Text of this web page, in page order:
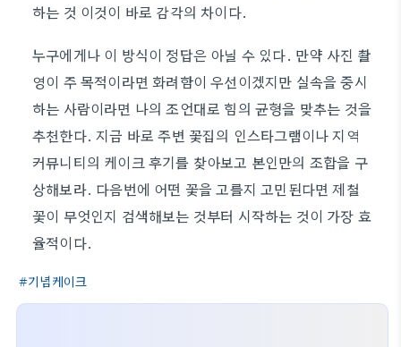
하는 것 이것이 바로 감각의 차이다.
누구에게나 이 방식이 정답은 아닐 수 있다. 만약 사진 촬
영이 주 목적이라면 화려함이 우선이겠지만 실속을 중시
하는 사람이라면 나의 조언대로 힘의 균형을 맞추는 것을
추천한다. 지금 바로 주변 꽃집의 인스타그램이나 지역
커뮤니티의 케이크 후기를 찾아보고 본인만의 조합을 구
상해보라. 다음번에 어떤 꽃을 고를지 고민된다면 제철
꽃이 무엇인지 검색해보는 것부터 시작하는 것이 가장 효
율적이다.
기념케이크